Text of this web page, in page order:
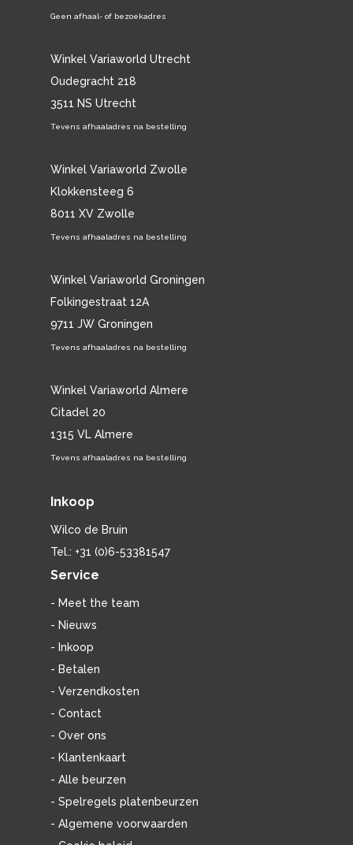
Geen afhaal- of bezoekadres
Winkel Variaworld Utrecht
Oudegracht 218
3511 NS Utrecht
Tevens afhaaladres na bestelling
Winkel Variaworld Zwolle
Klokkensteeg 6
8011 XV Zwolle
Tevens afhaaladres na bestelling
Winkel Variaworld Groningen
Folkingestraat 12A
9711 JW Groningen
Tevens afhaaladres na bestelling
Winkel Variaworld Almere
Citadel 20
1315 VL Almere
Tevens afhaaladres na bestelling
Inkoop
Wilco de Bruin
Tel.: +31 (0)6-53381547
Service
- Meet the team
- Nieuws
- Inkoop
- Betalen
- Verzendkosten
- Contact
- Over ons
- Klantenkaart
- Alle beurzen
- Spelregels platenbeurzen
- Algemene voorwaarden